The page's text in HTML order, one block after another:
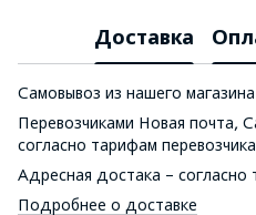
Доставка
Самовывоз из нашего
Перевозчиками Новая почта,
согласно тарифам перевозчика
Адресная достака – согласно
Подробнее о доставке